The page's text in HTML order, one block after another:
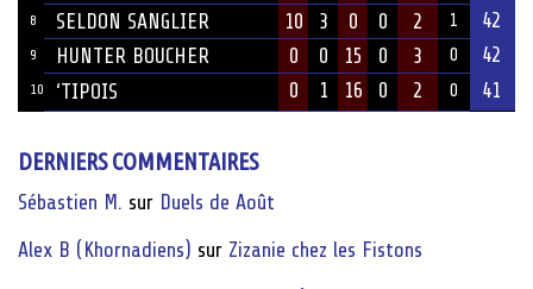
8 SELDON SANGLIER 10 3 0 0 2 1 42
9 HUNTER BOUCHER 0 0 15 0 3 0 42
10 ‘TIPOIS 0 1 16 0 2 0 41
DERNIERS COMMENTAIRES
Sébastien M. sur Duels de Août
Alex B (Khornadiens) sur Zizanie chez les Fistons